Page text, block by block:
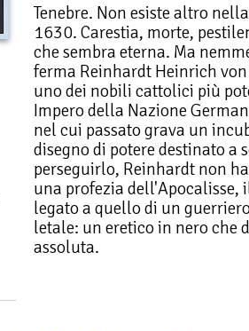
Tenebre. Non esiste altro
1630. Carestia, morte,
che sembra eterna. Ma
ferma Reinhardt Heinrich
uno dei nobili cattolici più
Impero della Nazione
nel cui passato grava un
disegno di potere destinato a
perseguirlo, Reinhardt non
una profezia dell'Apocalisse,
legato a quello di un
letale: un eretico in nero che
assoluta.